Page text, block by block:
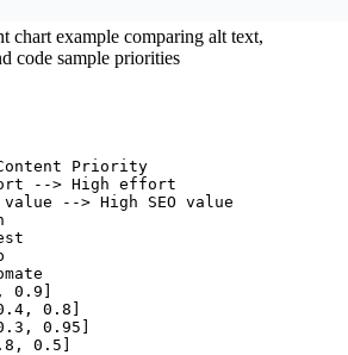
chart example comparing alt text,
code sample priorities
Priority
--> High effort
--> High SEO value
0.9]
0.8]
0.95]
0.5]